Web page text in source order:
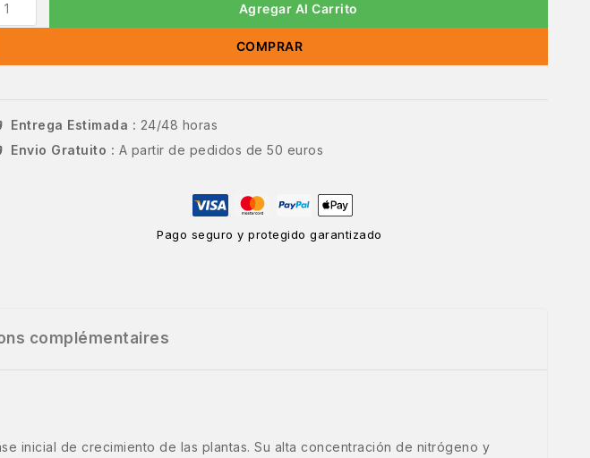
Agregar Al Carrito
COMPRAR
Entrega Estimada : 24/48 horas
Envio Gratuito : A partir de pedidos de 50 euros
Pago seguro y protegido garantizado
complémentaires
inicial de crecimiento de las plantas. Su alta concentración de nitrógeno y